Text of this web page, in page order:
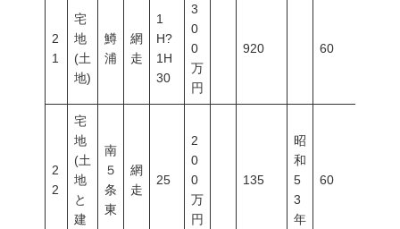
2
1
宅
地
(土
地)
鱒
浦
網
走
1
H?
1H
30
3
0
0
万
円
920 60
2
2
宅
地
(土
地
と
建
南
５
条
東
網
走
25
2
0
0
万
円
135
昭
和
5
3
年
60